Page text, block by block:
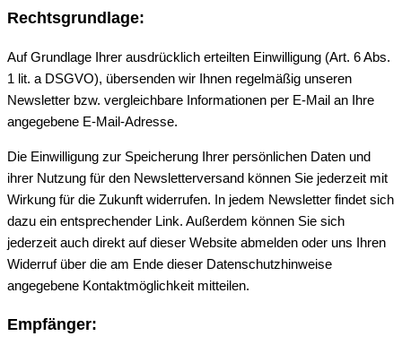
Rechtsgrundlage:
Auf Grundlage Ihrer ausdrücklich erteilten Einwilligung (Art. 6 Abs.
1 lit. a DSGVO), übersenden wir Ihnen regelmäßig unseren
Newsletter bzw. vergleichbare Informationen per E-Mail an Ihre
angegebene E-Mail-Adresse.
Die Einwilligung zur Speicherung Ihrer persönlichen Daten und
ihrer Nutzung für den Newsletterversand können Sie jederzeit mit
Wirkung für die Zukunft widerrufen. In jedem Newsletter findet sich
dazu ein entsprechender Link. Außerdem können Sie sich
jederzeit auch direkt auf dieser Website abmelden oder uns Ihren
Widerruf über die am Ende dieser Datenschutzhinweise
angegebene Kontaktmöglichkeit mitteilen.
Empfänger: